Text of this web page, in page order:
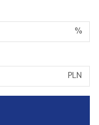
%
PLN